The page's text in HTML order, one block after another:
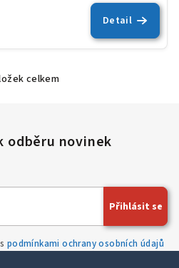
Detail
O
á
d
c
v
celkem
podmínkami ochrany osobních údajů
Přihlásit se